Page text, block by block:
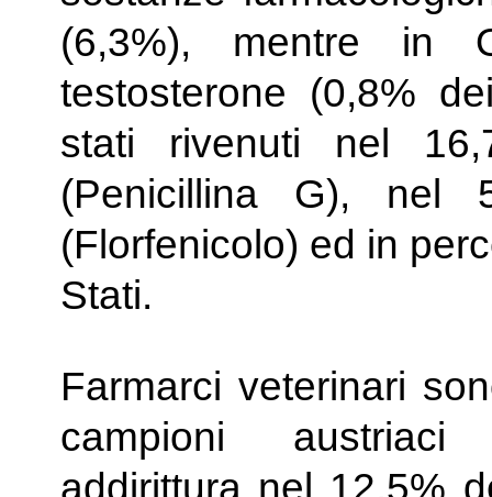
(6,3%), mentre in
testosterone (0,8%
stati rivenuti nel
(Penicillina G), nel
(Florfenicolo) ed in
Stati.
Farmarci veterinari
campioni austriaci
addirittura nel 12,5%